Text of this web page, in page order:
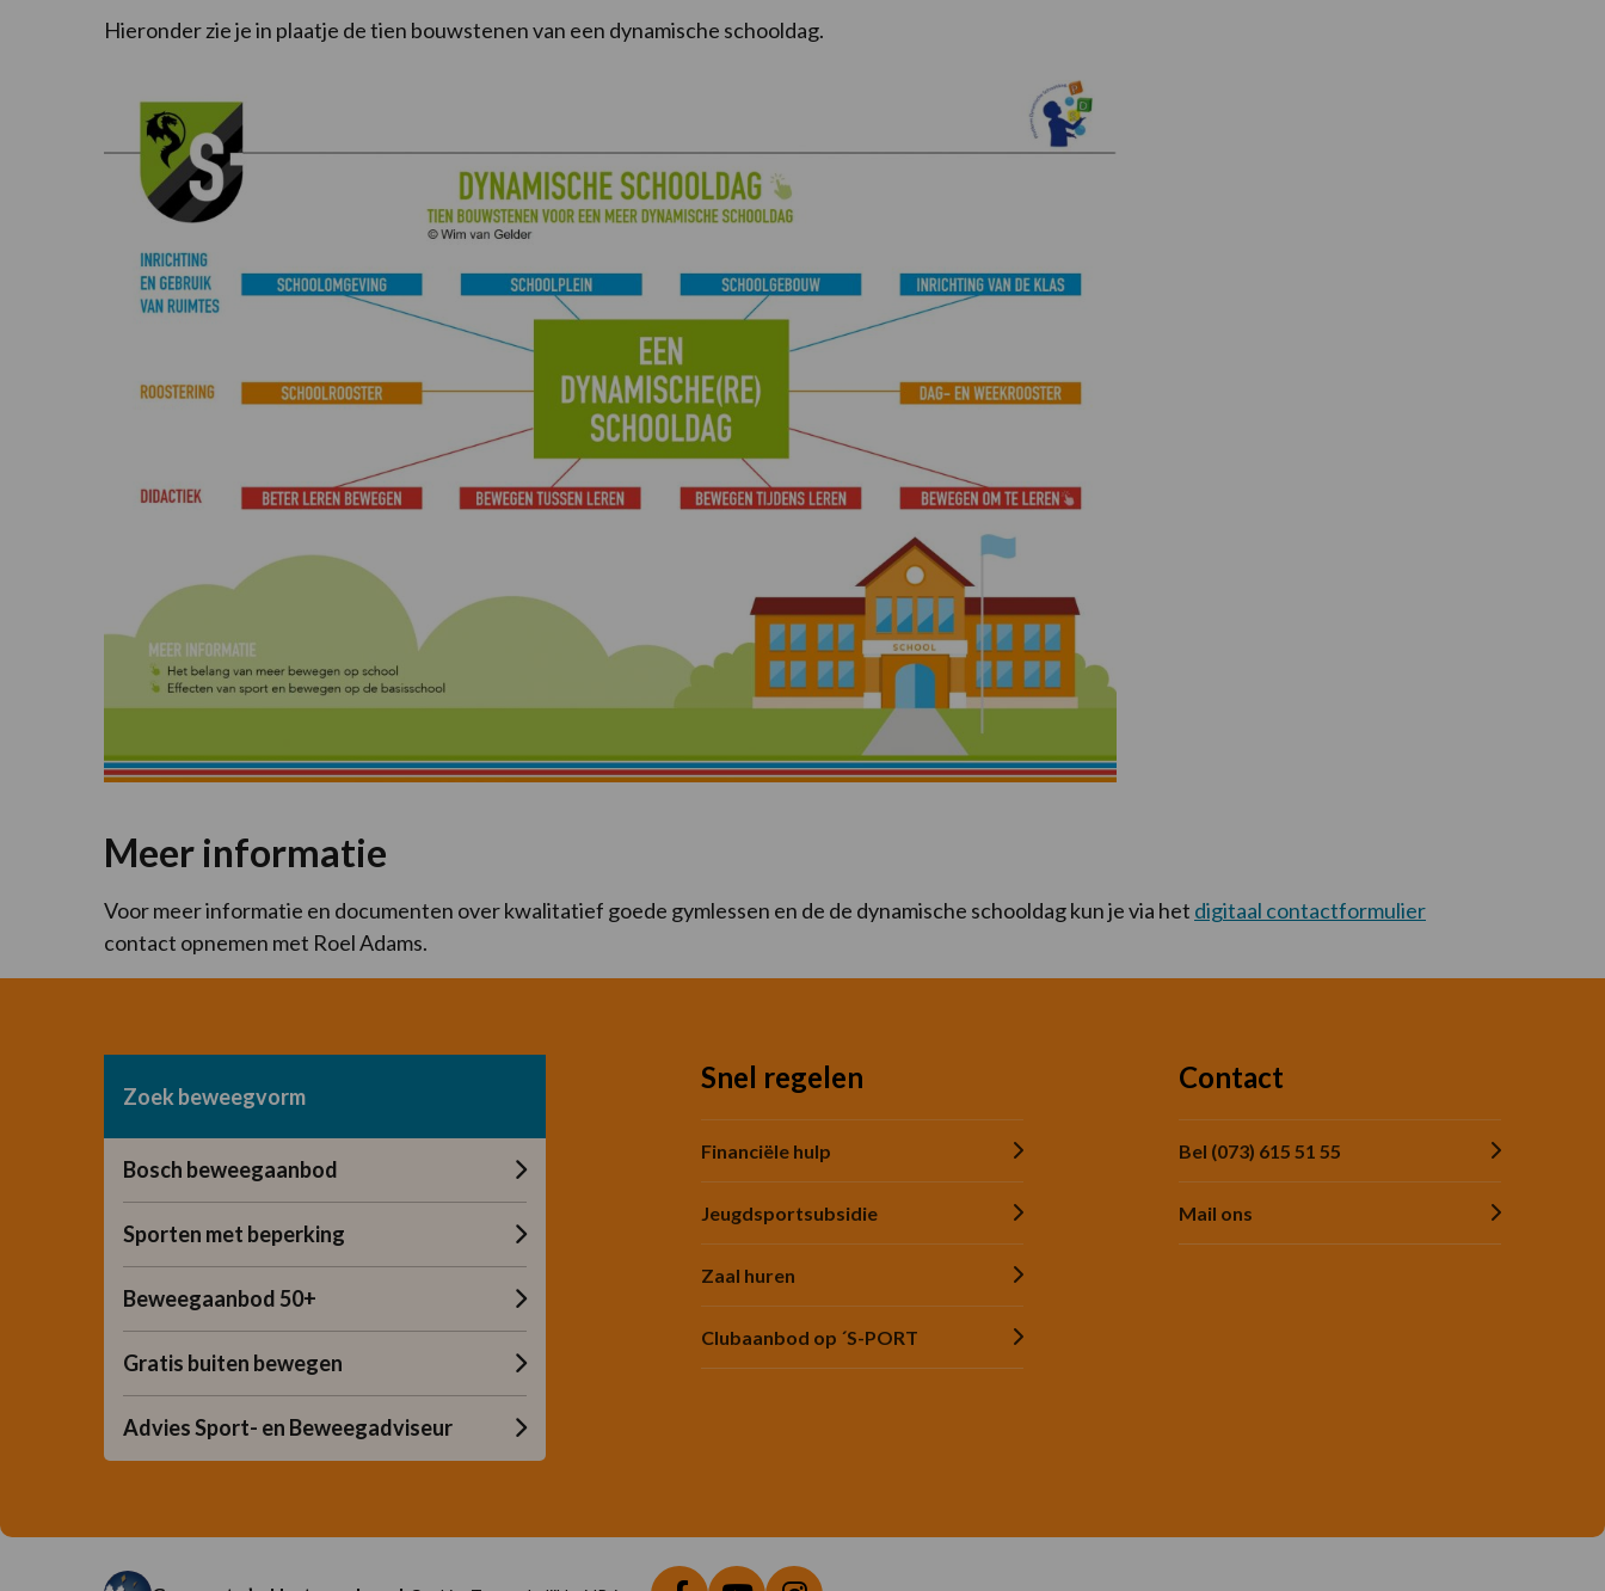
Hieronder zie je in plaatje de tien bouwstenen van een dynamische schooldag.
Meer informatie
Voor meer informatie en documenten over kwalitatief goede gymlessen en de de dynamische schooldag kun je via het digitaal contactformulier
contact opnemen met Roel Adams.
Zoek beweegvorm
Bosch beweegaanbod
Sporten met beperking
Beweegaanbod 50+
Gratis buiten bewegen
Advies Sport- en Beweegadviseur
Snel regelen
Financiële hulp
Jeugdsportsubsidie
Zaal huren
Clubaanbod op ´S-PORT
Contact
Bel (073) 615 51 55
Mail ons